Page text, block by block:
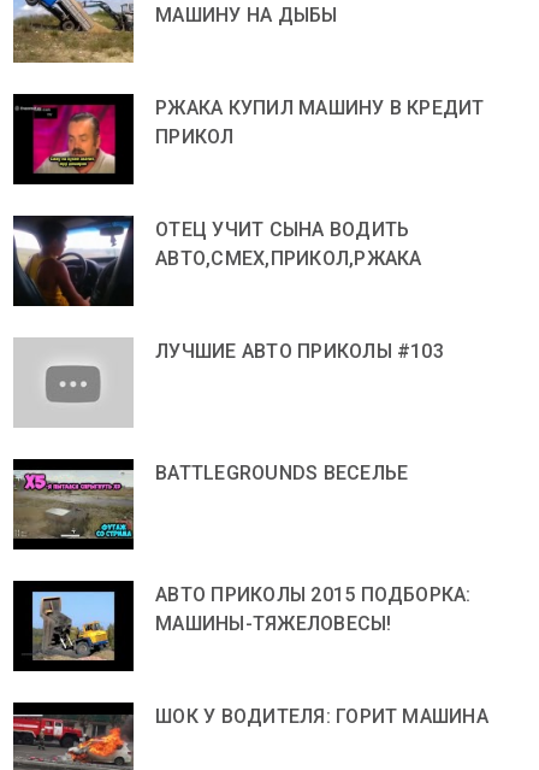
МАШИНУ НА ДЫБЫ
РЖАКА КУПИЛ МАШИНУ В КРЕДИТ
ПРИКОЛ
ОТЕЦ УЧИТ СЫНА ВОДИТЬ
АВТО,СМЕХ,ПРИКОЛ,РЖАКА
ЛУЧШИЕ АВТО ПРИКОЛЫ #103
BATTLEGROUNDS ВЕСЕЛЬЕ
АВТО ПРИКОЛЫ 2015 ПОДБОРКА:
МАШИНЫ-ТЯЖЕЛОВЕСЫ!
ШОК У ВОДИТЕЛЯ: ГОРИТ МАШИНА